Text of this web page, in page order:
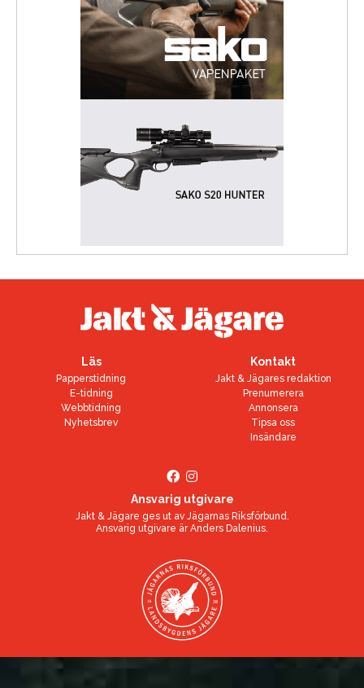
Läs
Papperstidning
E-tidning
Webbtidning
Nyhetsbrev
Kontakt
Jakt & Jägares redaktion
Prenumerera
Annonsera
Tipsa oss
Insändare
Ansvarig utgivare
Jakt & Jägare ges ut av Jägarnas Riksförbund.
Ansvarig utgivare ärAnders Dalenius.